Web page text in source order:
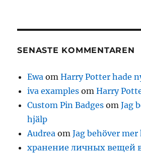
SENASTE KOMMENTAREN
Ewa omHarry Potter hade
iva examples omHarry
Custom Pin Badges omJag
hjälp
Audrea omJag behöver
хранение личных вещей